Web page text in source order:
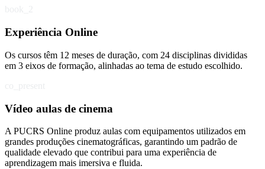
Experiência Online
Os cursos têm 12 meses de duração, com 24 disciplinas divididas
em 3 eixos de formação, alinhadas ao tema de estudo escolhido.
Vídeo aulas de cinema
A PUCRS Online produz aulas com equipamentos utilizados em
grandes produções cinematográficas, garantindo um padrão de
qualidade elevado que contribui para uma experiência de
aprendizagem mais imersiva e fluida.